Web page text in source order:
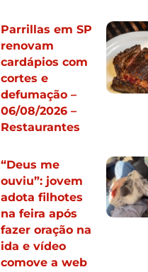
Parrillas em SP
renovam
cardápios com
cortes e
defumação –
06/08/2026 –
Restaurantes
“Deus me
ouviu”: jovem
adota filhotes
na feira após
fazer oração na
ida e vídeo
comove a web